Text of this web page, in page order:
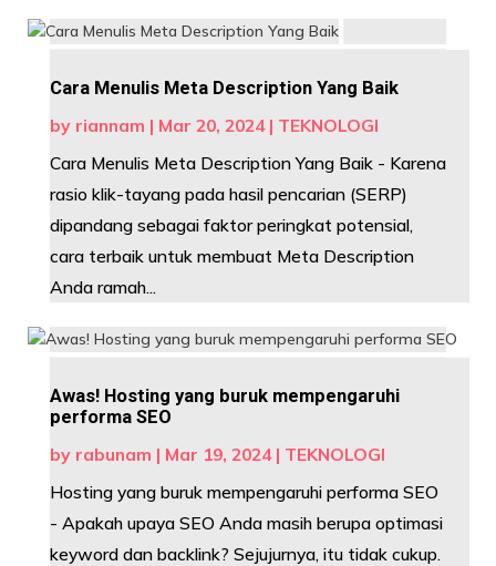
Cara Menulis Meta Description Yang Baik
by riannam | Mar 20, 2024| TEKNOLOGI
Cara Menulis Meta Description Yang Baik - Karena
rasio klik-tayang pada hasil pencarian (SERP)
dipandang sebagai faktor peringkat potensial,
cara terbaik untuk membuat Meta Description
Anda ramah...
Awas! Hosting yang buruk mempengaruhi
performa SEO
by rabunam | Mar 19, 2024| TEKNOLOGI
Hosting yang buruk mempengaruhi performa SEO
- Apakah upaya SEO Anda masih berupa optimasi
keyword dan backlink? Sejujurnya, itu tidak cukup.